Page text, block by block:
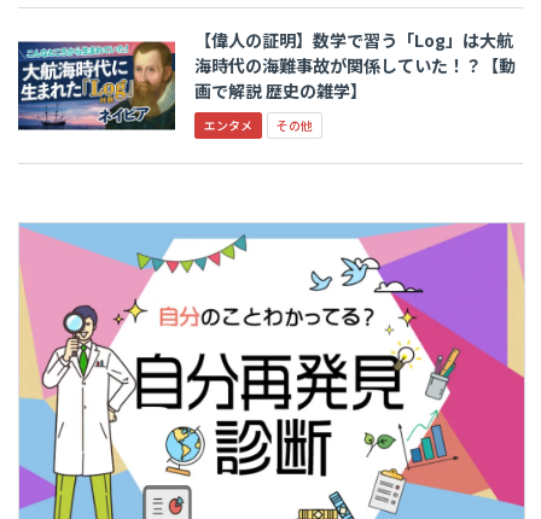
【偉人の証明】数学で習う「Log」は大航
海時代の海難事故が関係していた！？【動
画で解説 歴史の雑学】
エンタメ その他